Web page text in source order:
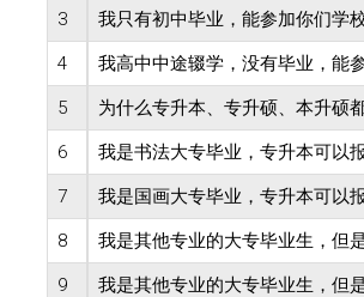
SampleSidebar Module
This is a sample module published to the
sidebar_bottom position, using the -
class suffix. There is also a sidebar_top
3 我只有初中毕业，能参加你们学
4 我高中中途辍学，没有毕业，能
5 为什么专升本、专升硕、本升硕
6 我是书法大专毕业，专升本可以
7 我是国画大专毕业，专升本可以
8 我是其他专业的大专毕业生，但
9 我是其他专业的大专毕业生，但